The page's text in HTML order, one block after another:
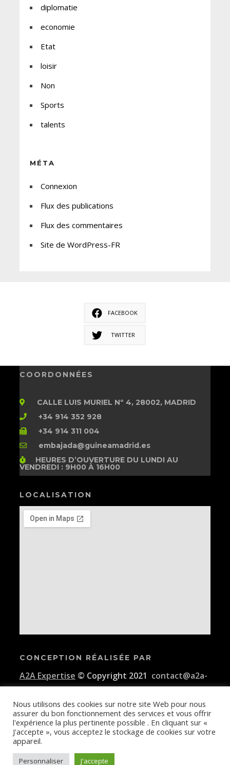
diplomatie
economie
Etat
loisir
Non
Sports
talents
MÉTA
Connexion
Flux des publications
Flux des commentaires
Site de WordPress-FR
FACEBOOK
TWITTER
COORDONNÉES
CALLE LUIS MURIEL Nº 4, 28002, MADRID
+34 914 352 928
+34 914 311 004
embajada@guineamadrid.es
HEURES D’OUVERTUREDU LUNDI AU
VENDREDI : 9H00 À 16H00
LOCALISATION
CONCEPTION RÉALISÉE PAR
A2A Expertise © Copyright 2021 contact@a2a-
expertise.com
Conditions générales d'utilisation de la plateforme E-KAIDI
Nous utilisons des cookies sur notre site Web pour nous
assurer du bon fonctionnement des services et vous offrir
l'expérience la plus pertinente possible . En cliquant sur «
J'accepte », vous acceptez le stockage de cookies sur votre
appareil.
Personnaliser J'accepte